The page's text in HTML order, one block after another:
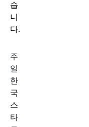
습
니
다.
주
일
한
국
스
타